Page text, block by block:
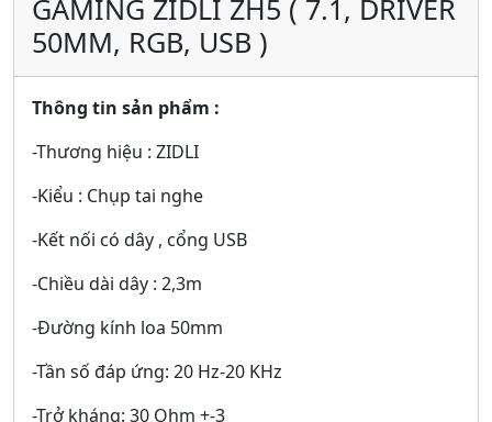
GAMING ZIDLI ZH5 ( 7.1, DRIVER
50MM, RGB, USB )
Thông tin sản phẩm :
-Thương hiệu : ZIDLI
-Kiểu : Chụp tai nghe
-Kết nối có dây , cổng USB
-Chiều dài dây : 2,3m
-Đường kính loa 50mm
-Tần số đáp ứng: 20 Hz-20 KHz
-Trở kháng: 30 Ohm +-3